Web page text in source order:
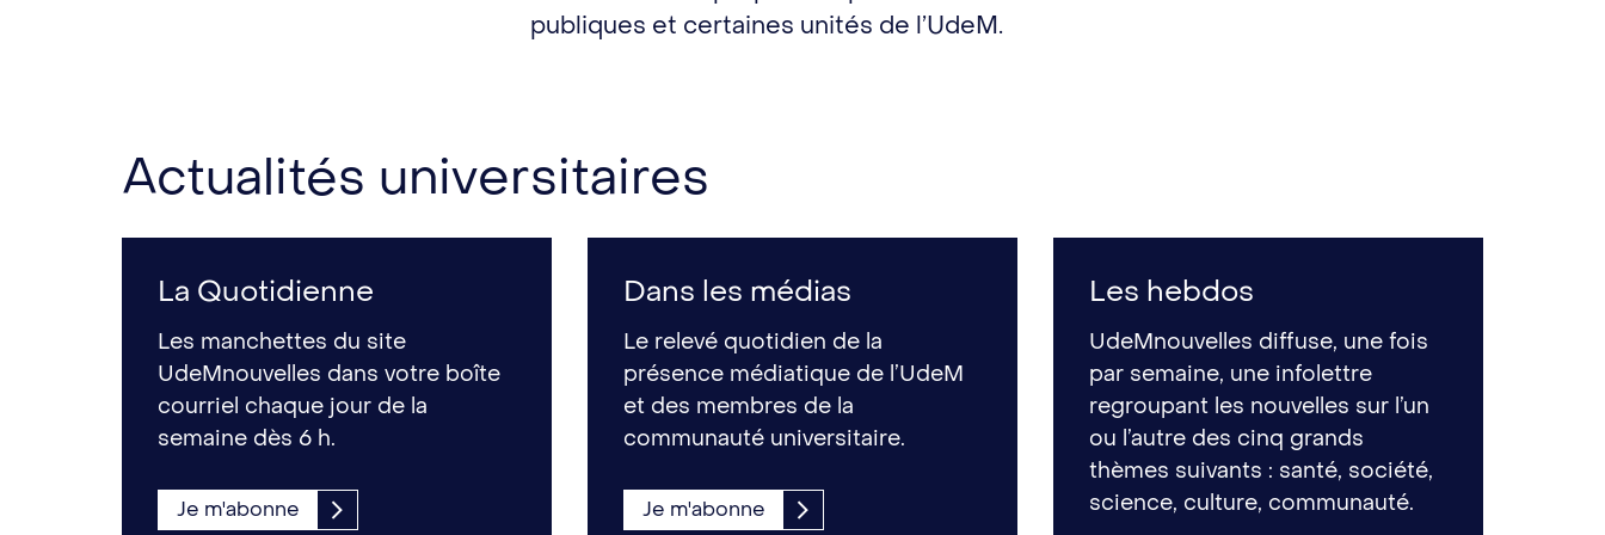
publiques et certaines unités de l’UdeM.
Actualités universitaires
La Quotidienne
Les manchettes du site
UdeMnouvelles dans votre boîte
courriel chaque jour de la
semaine dès 6 h.
Je m'abonne
Dans les médias
Le relevé quotidien de la
présence médiatique de l’UdeM
et des membres de la
communauté universitaire.
Je m'abonne
Les hebdos
UdeMnouvelles diffuse, une fois
par semaine, une infolettre
regroupant les nouvelles sur l’un
ou l’autre des cinq grands
thèmes suivants : santé, société,
science, culture, communauté.